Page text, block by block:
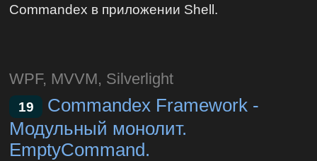
Commandex в приложении Shell.
WPF, MVVM, Silverlight
19
Commandex Framework -
Модульный монолит.
EmptyCommand.